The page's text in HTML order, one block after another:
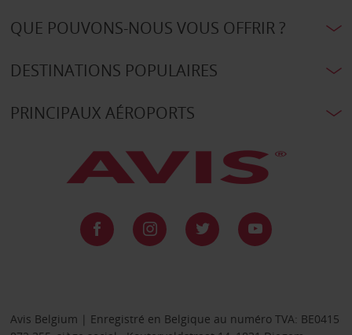
QUE POUVONS-NOUS VOUS OFFRIR ?
DESTINATIONS POPULAIRES
PRINCIPAUX AÉROPORTS
Avis Belgium | Enregistré en Belgique au numéro TVA: BE0415